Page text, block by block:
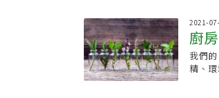
久，
完全
鮮美
吸水
資訊
廉是
己：
特能
指出
分泌
反應
的特
因子
2021-
廚
我們
精、